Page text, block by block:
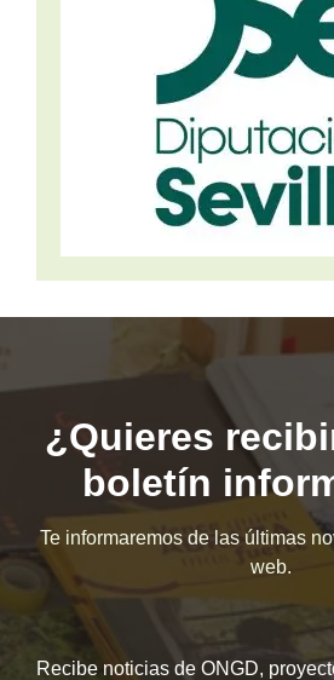
¿Quieres
boletín
Te informaremos de las últimas
web.
Recibe noticias de ONGD,